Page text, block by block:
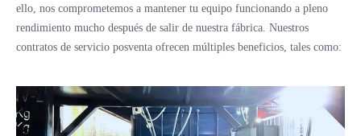
ello, nos comprometemos a mantener tu equipo funcionando a pleno
rendimiento mucho después de salir de nuestra fábrica. Nuestros
contratos de servicio posventa ofrecen múltiples beneficios, tales como: